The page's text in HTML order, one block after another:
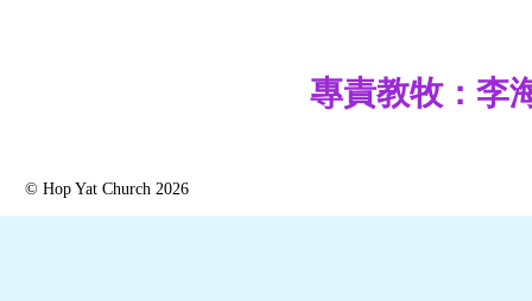
專責教牧：李
© Hop Yat Church 2026